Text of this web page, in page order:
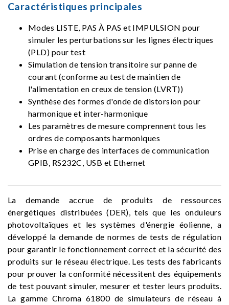
Caractéristiques principales
Modes LISTE, PAS À PAS et IMPULSION pour
simuler les perturbations sur les lignes électriques
(PLD) pour test
Simulation de tension transitoire sur panne de
courant (conforme au test de maintien de
l'alimentation en creux de tension (LVRT))
Synthèse des formes d'onde de distorsion pour
harmonique et inter-harmonique
Les paramètres de mesure comprennent tous les
ordres de composants harmoniques
Prise en charge des interfaces de communication
GPIB, RS232C, USB et Ethernet
La demande accrue de produits de ressources
énergétiques distribuées (DER), tels que les onduleurs
photovoltaïques et les systèmes d'énergie éolienne, a
développé la demande de normes de tests de régulation
pour garantir le fonctionnement correct et la sécurité des
produits sur le réseau électrique. Les tests des fabricants
pour prouver la conformité nécessitent des équipements
de test pouvant simuler, mesurer et tester leurs produits.
La gamme Chroma 61800 de simulateurs de réseau à